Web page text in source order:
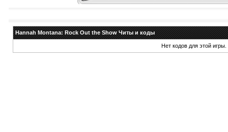
Hannah Montana: Rock Out the Show Читы и коды
Нет кодов для этой игры.